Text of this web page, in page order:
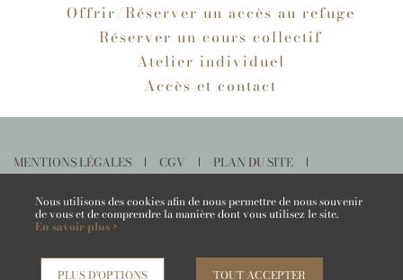
Nous utilisons des cookies afin de nous permettre de nous souvenir
de vous et de comprendre la manière dont vous utilisez le site.
En savoir plus ›
PLUS D'OPTIONS TOUT ACCEPTER
Offrir/Réserver un accès au refuge
Réserver un cours collectif
Atelier individuel
Accès et contact
MENTIONS LÉGALES CGV
PLAN DU SITE
PRENDRE RENDEZ-VOUS AVEC UN BON CADEAU
ANNULER MA COMMANDE